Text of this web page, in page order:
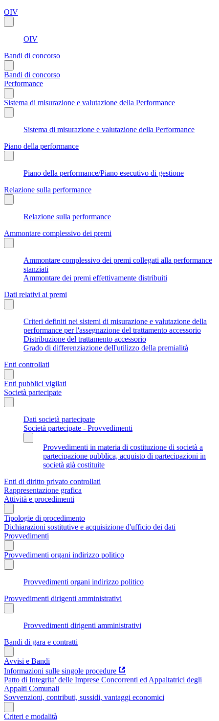
OIV
OIV
Bandi di concorso
Bandi di concorso
Performance
Sistema di misurazione e valutazione della Performance
Sistema di misurazione e valutazione della Performance
Piano della performance
Piano della performance/Piano esecutivo di gestione
Relazione sulla performance
Relazione sulla performance
Ammontare complessivo dei premi
Ammontare complessivo dei premi collegati alla performance
stanziati
Ammontare dei premi effettivamente distribuiti
Dati relativi ai premi
Criteri definiti nei sistemi di misurazione e valutazione della
performance per l'assegnazione del trattamento accessorio
Distribuzione del trattamento accessorio
Grado di differenziazione dell'utilizzo della premialità
Enti controllati
Enti pubblici vigilati
Società partecipate
Dati società partecipate
Società partecipate - Provvedimenti
Provvedimenti in materia di costituzione di società a
partecipazione pubblica, acquisto di partecipazioni in
società già costituite
Enti di diritto privato controllati
Rappresentazione grafica
Attività e procedimenti
Tipologie di procedimento
Dichiarazioni sostitutive e acquisizione d'ufficio dei dati
Provvedimenti
Provvedimenti organi indirizzo politico
Provvedimenti organi indirizzo politico
Provvedimenti dirigenti amministrativi
Provvedimenti dirigenti amministrativi
Bandi di gara e contratti
Avvisi e Bandi
Informazioni sulle singole procedure
Patto di Integrita' delle Imprese Concorrenti ed Appaltatrici degli
Appalti Comunali
Sovvenzioni, contributi, sussidi, vantaggi economici
Criteri e modalità